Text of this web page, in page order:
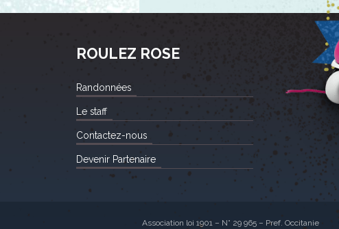
ROULEZ ROSE
Randonnées
Le staff
Contactez-nous
Devenir Partenaire
Association loi 1901 – N° 29 965 – Pref. Occitanie